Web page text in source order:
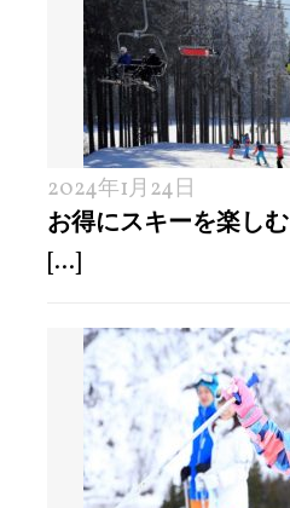
2024年1月24日
お得にスキーを楽しむ
[...]